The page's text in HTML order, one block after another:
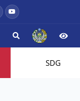
SDG